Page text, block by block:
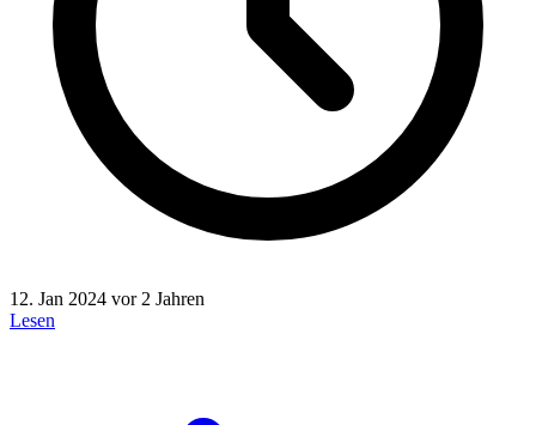
12. Jan 2024 vor 2 Jahren
Lesen